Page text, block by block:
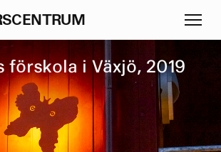
SCENTRUM
förskola i Växjö, 2019